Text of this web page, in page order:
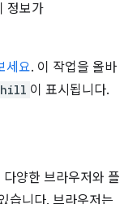
정보가
세요. 이 작업을 올바
hill 이 표시됩니다.
양한 브라우저와 플
습니다. 브라우저는